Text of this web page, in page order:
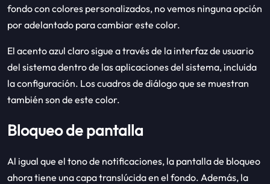
fondo con colores personalizados, no vemos ninguna opción
por adelantado para cambiar este color.
El acento azul claro sigue a través de la interfaz de usuario
del sistema dentro de las aplicaciones del sistema, incluida
la configuración. Los cuadros de diálogo que se muestran
también son de este color.
Bloqueo de pantalla
Al igual que el tono de notificaciones, la pantalla de bloqueo
ahora tiene una capa translúcida en el fondo. Además, la